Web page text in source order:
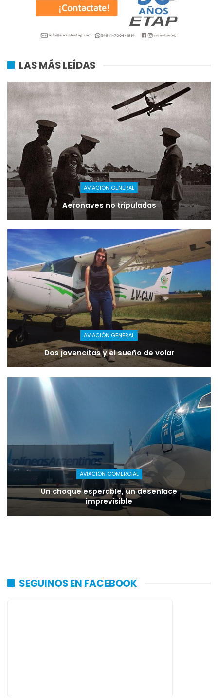
LAS MÁS LEÍDAS
AVIACIÓN GENERAL
Aeronaves no tripuladas
AVIACIÓN GENERAL
Dos jovencitas y el sueño de volar
AVIACIÓN COMERCIAL
Un choque esperable, un desenlace
imprevisible
SEGUINOS EN FACEBOOK